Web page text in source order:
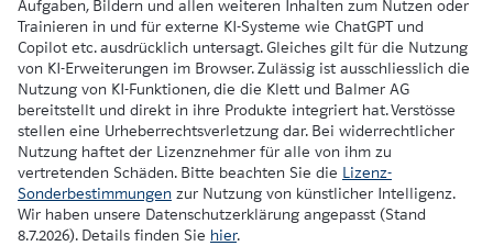
Aufgaben, Bildern und allen weiteren Inhalten zum Nutzen oder
Trainieren in und für externe KI-Systeme wie ChatGPT und
Copilot etc. ausdrücklich untersagt. Gleiches gilt für die Nutzung
von KI-Erweiterungen im Browser. Zulässig ist ausschliesslich die
Nutzung von KI-Funktionen, die die Klett und Balmer AG
bereitstellt und direkt in ihre Produkte integriert hat. Verstösse
stellen eine Urheberrechtsverletzung dar. Bei widerrechtlicher
Nutzung haftet der Lizenznehmer für alle von ihm zu
vertretenden Schäden. Bitte beachten Sie die Lizenz-
Sonderbestimmungen zur Nutzung von künstlicher Intelligenz.
Wir haben unsere Datenschutzerklärung angepasst (Stand
8.7.2026). Details finden Sie hier.